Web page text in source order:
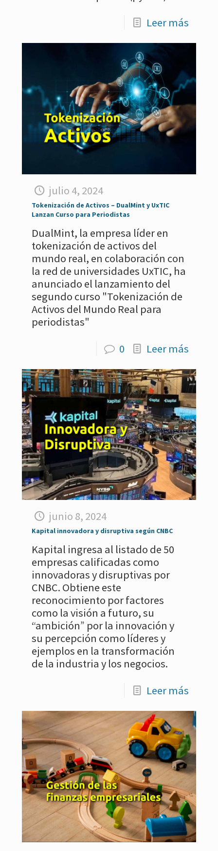
Leer más
julio 4, 2024
Tokenización de Activos – DualMint y UxTIC
Lanzan Curso para Periodistas
DualMint, la empresa líder en
tokenización de activos del
mundo real, en colaboración con
la red de universidades UxTIC, ha
anunciado el lanzamiento del
segundo curso "Tokenización de
Activos del Mundo Real para
periodistas"
0
Leer más
junio 8, 2024
Kapital innovadora y disruptiva según CNBC
Kapital ingresa al listado de 50
empresas calificadas como
innovadoras y disruptivas por
CNBC. Obtiene este
reconocimiento por factores
como la visión a futuro, su
“ambición” por la innovación y
su percepción como líderes y
ejemplos en la transformación
de la industria y los negocios.
Leer más